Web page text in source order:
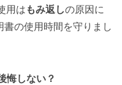
用は もみ返しの原因に
の使用時間を守りまし
悔しない？